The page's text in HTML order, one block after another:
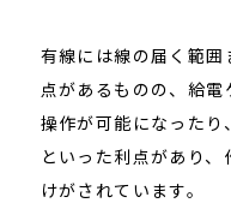
有線には線の届く範
点があるものの、給
操作が可能になったり
といった利点があり
けがされています。